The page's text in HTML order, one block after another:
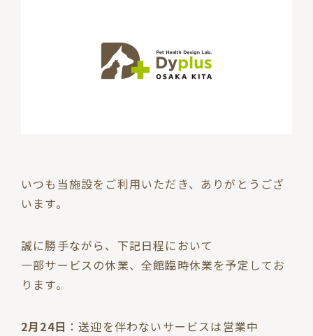
いつも当施設をご利用いただき、ありがとうござ
います。
誠に勝手ながら、下記日程において
一部サービスの休業、全館臨時休業を予定してお
ります。
2月24日 ：送迎を伴わないサービスは営業中